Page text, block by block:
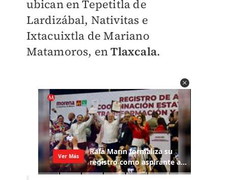
ubican en Tepetitla de
Lardizábal, Nativitas e
Ixtacuixtla de Mariano
Matamoros, enTlaxcala.